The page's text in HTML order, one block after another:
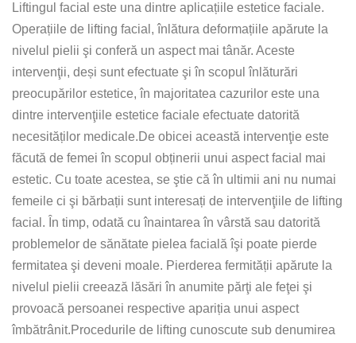
Liftingul facial este una dintre aplicațiile estetice faciale.
Operațiile de lifting facial, înlătura deformațiile apărute la
nivelul pielii şi conferă un aspect mai tânăr. Aceste
intervenţii, deși sunt efectuate şi în scopul înlăturări
preocupărilor estetice, în majoritatea cazurilor este una
dintre intervenţiile estetice faciale efectuate datorită
necesităților medicale.De obicei această intervenţie este
făcută de femei în scopul obținerii unui aspect facial mai
estetic. Cu toate acestea, se ştie că în ultimii ani nu numai
femeile ci şi bărbații sunt interesați de intervenţiile de lifting
facial. În timp, odată cu înaintarea în vârstă sau datorită
problemelor de sănătate pielea facială îşi poate pierde
fermitatea şi deveni moale. Pierderea fermității apărute la
nivelul pielii creează lăsări în anumite părţi ale feţei şi
provoacă persoanei respective apariția unui aspect
îmbătrânit.Procedurile de lifting cunoscute sub denumirea